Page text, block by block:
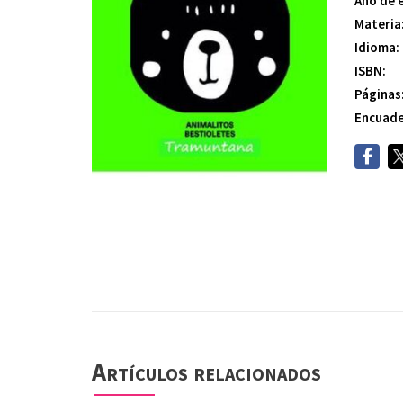
Idioma:
ISBN:
Artículos relacionados